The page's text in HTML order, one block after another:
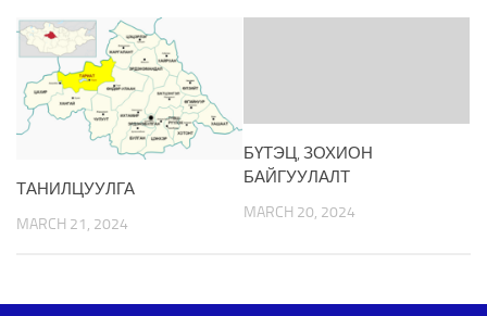
ТАНИЛЦУУЛГА
MARCH 21, 2024
БҮТЭЦ, ЗОХИОН
БАЙГУУЛАЛТ
MARCH 20, 2024